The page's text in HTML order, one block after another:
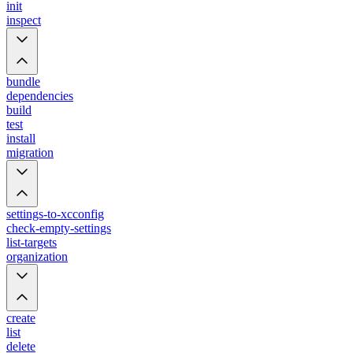
init
inspect
bundle
dependencies
build
test
install
migration
settings-to-xcconfig
check-empty-settings
list-targets
organization
create
list
delete